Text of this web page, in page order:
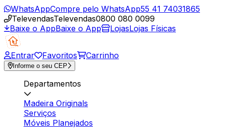
WhatsAppCompre pelo WhatsApp55 41 74031865
TelevendasTelevendas0800 080 0099
Baixe o AppBaixe o App LojasLojas Físicas
Entrar Favoritos Carrinho
Informe o seu CEP
Departamentos
Madeira Originals
Serviços
Móveis Planejados